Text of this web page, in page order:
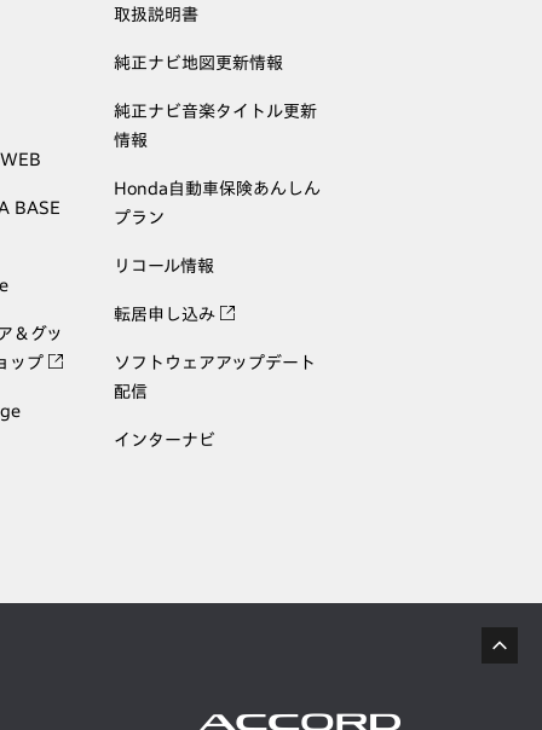
BASE
＆グッ
ップ
取扱説明書
純正ナビ地図更新情報
純正ナビ音楽タイトル更新
情報
Honda自動車保険あんしん
プラン
リコール情報
転居申し込み
ソフトウェアアップデート
配信
インターナビ